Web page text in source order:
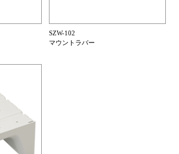
SZW-102
マウントラバー